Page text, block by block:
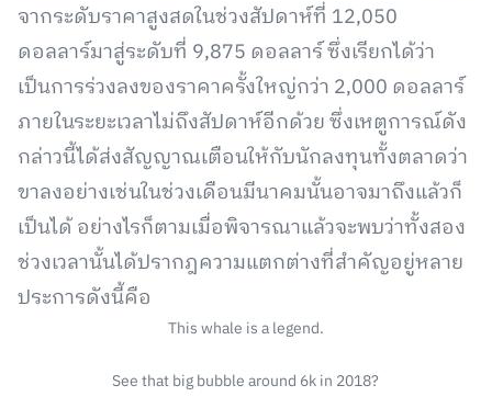
จากระดับราคาสูงสดในช่วงสัปดาห์ที่ 12,050
ดอลลาร์มาสู่ระดับที่ 9,875 ดอลลาร์ ซึ่งเรียกได้ว่า
เป็นการร่วงลงของราคาครั้งใหญ่กว่า 2,000 ดอลลาร์
ภายในระยะเวลาไม่ถึงสัปดาห์อีกด้วย ซึ่งเหตูการณ์ดัง
กล่าวนี้ได้ส่งสัญญาณเตือนให้กับนักลงทุนทั้งตลาดว่า
ขาลงอย่างเช่นในช่วงเดือนมีนาคมนั้นอาจมาถึงแล้วก็
เป็นได้ อย่างไรก็ตามเมื่อพิจารณาแล้วจะพบว่าทั้งสอง
ช่วงเวลานั้นได้ปรากฎความแตกต่างที่สำคัญอยู่หลาย
ประการดังนี้คือ
This whale is a legend.
See that big bubble around 6k in 2018?